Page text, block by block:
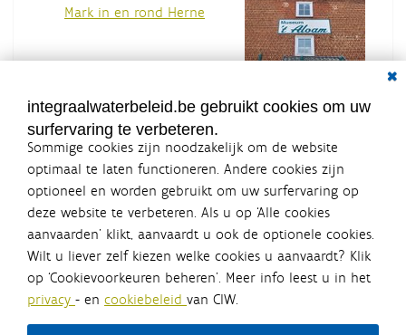
Mark in en rond Herne
integraalwaterbeleid.be gebruikt cookies om uw
surfervaring te verbeteren.
Sommige cookies zijn noodzakelijk om de website
optimaal te laten functioneren. Andere cookies zijn
optioneel en worden gebruikt om uw surfervaring op
deze website te verbeteren. Als u op ‘Alle cookies
aanvaarden’ klikt, aanvaardt u ook de optionele cookies.
Wilt u liever zelf kiezen welke cookies u aanvaardt? Klik
op ‘Cookievoorkeuren beheren’. Meer info leest u in het
privacy - en cookiebeleid van CIW.
Integraalwaterbeleid.be is een
officiële website van de Vlaamse
overheid
uitgegeven door Coördinatiecommissie Integraal
Waterbeleid
De Coördinatiecommissie Integraal Waterbeleid (CIW) is een